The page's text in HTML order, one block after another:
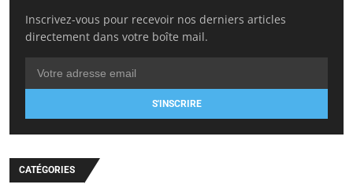
Inscrivez-vous pour recevoir nos derniers articles
directement dans votre boîte mail.
S'INSCRIRE
CATÉGORIES